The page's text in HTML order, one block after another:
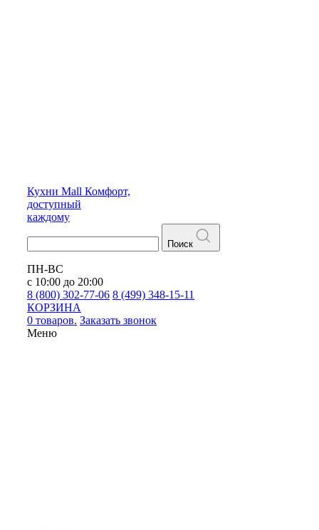
Кухни Mall Комфорт,
доступный
каждому
Поиск
ПН-ВС
с 10:00 до 20:00
8 (800) 302-77-06 8 (499) 348-15-11
КОРЗИНА
0 товаров. Заказать звонок
Меню